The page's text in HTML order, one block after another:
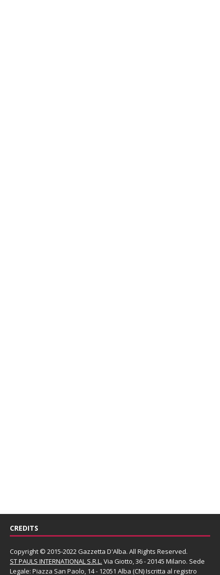
CREDITS
Copyright © 2015-2022 Gazzetta D'Alba. All Rights Reserved.
ST PAULS INTERNATIONAL S.R.L. Via Giotto, 36 - 20145 Milano. Sede
Legale: Piazza San Paolo, 14 - 12051 Alba (CN) Iscritta al registro